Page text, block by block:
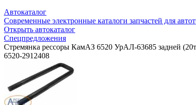
Автокаталог
Современные электронные каталоги запчастей для
Открыть автокаталог
Спецпредложения
Стремянка рессоры КамАЗ 6520 УрАЛ-63685 задней
6520-2912408